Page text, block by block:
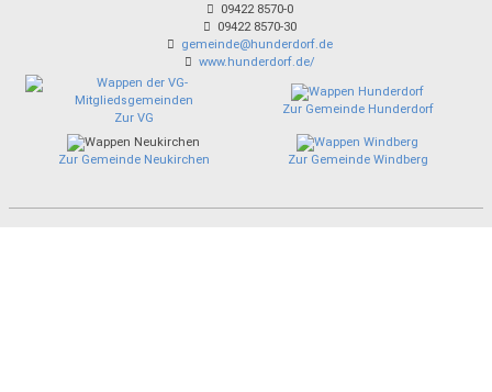
09422 8570-0
09422 8570-30
gemeinde@hunderdorf.de
www.hunderdorf.de/
Zur VG
Zur Gemeinde Hunderdorf
Zur Gemeinde Neukirchen Zur Gemeinde Windberg